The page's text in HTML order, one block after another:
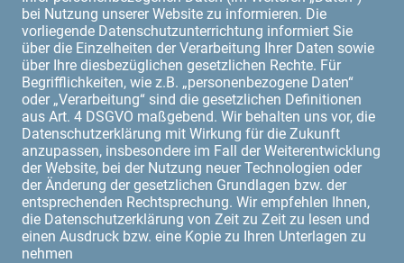
bei Nutzung unserer Website zu informieren. Die
vorliegende Datenschutzunterrichtung informiert Sie
über die Einzelheiten der Verarbeitung Ihrer Daten sowie
über Ihre diesbezüglichen gesetzlichen Rechte. Für
Begrifflichkeiten, wie z.B. „personenbezogene Daten“
oder „Verarbeitung“ sind die gesetzlichen Definitionen
aus Art. 4 DSGVO maßgebend. Wir behalten uns vor, die
Datenschutzerklärung mit Wirkung für die Zukunft
anzupassen, insbesondere im Fall der Weiterentwicklung
der Website, bei der Nutzung neuer Technologien oder
der Änderung der gesetzlichen Grundlagen bzw. der
entsprechenden Rechtsprechung. Wir empfehlen Ihnen,
die Datenschutzerklärung von Zeit zu Zeit zu lesen und
einen Ausdruck bzw. eine Kopie zu Ihren Unterlagen zu
nehmen